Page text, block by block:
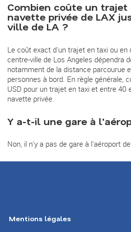
Combien coûte un trajet
navette privée de LAX
ville de LA ?
Le coût exact d'un trajet en taxi ou en
centre-ville de Los Angeles dépendra
notamment de la distance parcourue
personnes à bord. En règle générale,
USD pour un trajet en taxi et entre 40
navette privée.
Y a-t-il une gare à
Non, il n'y a pas de gare à l'aéroport
Mentions légales